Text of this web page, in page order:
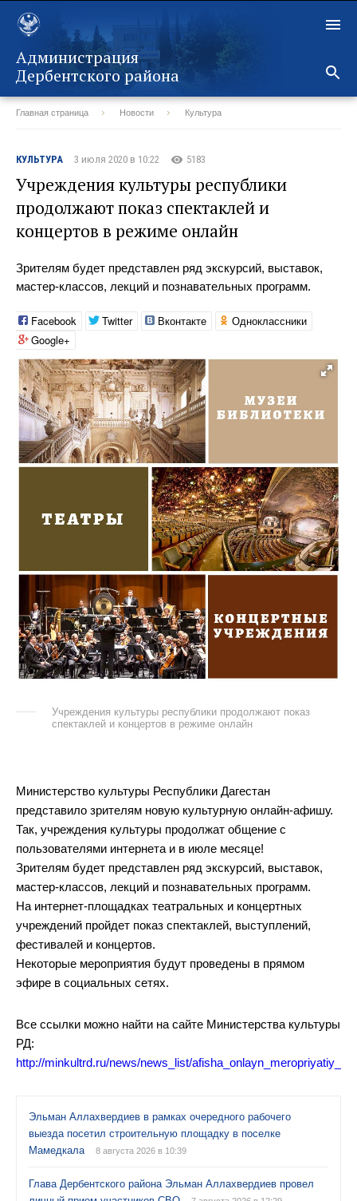
Администрация
Дербентского района
Главная страница Новости Культура
КУЛЬТУРА 3 июля 2020 в 10:22 5183
Учреждения культуры республики
продолжают показ спектаклей и
концертов в режиме онлайн
Зрителям будет представлен ряд экскурсий, выставок,
мастер-классов, лекций и познавательных программ.
Facebook Twitter Вконтакте
Одноклассники
Google+
Учреждения культуры республики продолжают показ
спектаклей и концертов в режиме онлайн
Министерство культуры Республики Дагестан
представило зрителям новую культурную онлайн-афишу.
Так, учреждения культуры продолжат общение с
пользователями интернета и в июле месяце!
Зрителям будет представлен ряд экскурсий, выставок,
мастер-классов, лекций и познавательных программ.
На интернет-площадках театральных и концертных
учреждений пройдет показ спектаклей, выступлений,
фестивалей и концертов.
Некоторые мероприятия будут проведены в прямом
эфире в социальных сетях.⠀
Все ссылки можно найти на сайте Министерства культуры
РД:
http://minkultrd.ru/news/news_list/
Эльман Аллахвердиев в рамках очередного рабочего
выезда посетил строительную площадку в поселке
Мамедкала
8 августа 2026 в 10:39
Глава Дербентского района Эльман Аллахвердиев провел